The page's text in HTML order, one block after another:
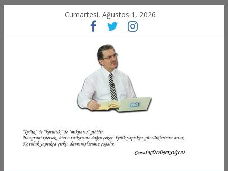
Cumartesi, Ağustos 1, 2026